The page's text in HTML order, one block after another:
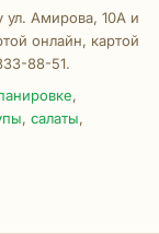
ул. Амирова, 10А и
онлайн, картой
88-51.
,
, салаты,